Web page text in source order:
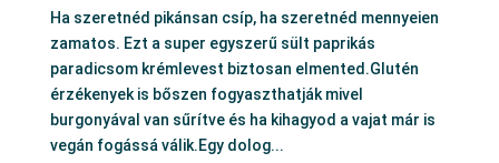
Ha szeretnéd pikánsan csíp, ha szeretnéd mennyeien
zamatos. Ezt a super egyszerű sült paprikás
paradicsom krémlevest biztosan elmented.Glutén
érzékenyek is bőszen fogyaszthatják mivel
burgonyával van sűrítve és ha kihagyod a vajat már is
vegán fogássá válik.Egy dolog...